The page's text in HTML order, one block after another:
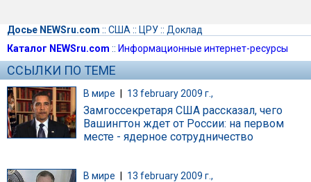
Досье NEWSru.com :: США :: ЦРУ:: Доклад
Каталог NEWSru.com :: Информационные интернет-ресурсы
ССЫЛКИ ПО ТЕМЕ
В мире | 13 february 2009 г.,
Замгоссекретаря США рассказал, чего
Вашингтон ждет от России: на первом
месте - ядерное сотрудничество
В мире 13 february 2009 г.,